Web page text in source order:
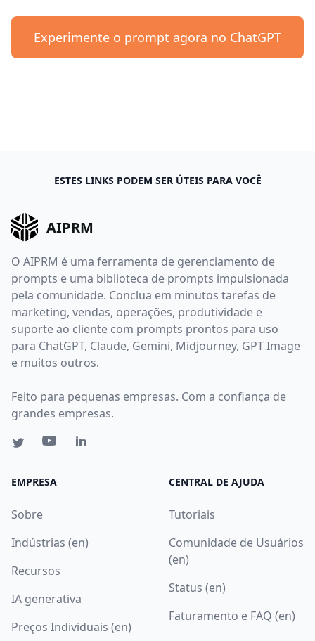
Experimente o prompt agora no ChatGPT
ESTES LINKS PODEM SER ÚTEIS PARA VOCÊ
AIPRM
O AIPRM é uma ferramenta de gerenciamento de
prompts e uma biblioteca de prompts impulsionada
pela comunidade. Conclua em minutos tarefas de
marketing, vendas, operações, produtividade e
suporte ao cliente com prompts prontos para uso
para ChatGPT, Claude, Gemini, Midjourney, GPT Image
e muitos outros.
Feito para pequenas empresas. Com a confiança de
grandes empresas.
EMPRESA
Sobre
Indústrias (en)
Recursos
IA generativa
Preços Individuais (en)
CENTRAL DE AJUDA
Tutoriais
Comunidade de Usuários
(en)
Status (en)
Faturamento e FAQ (en)